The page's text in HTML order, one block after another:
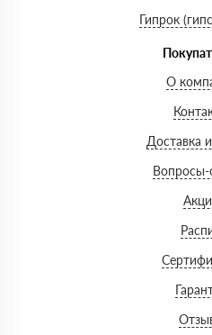
Гипрок
О
Доставка
Вопросы-